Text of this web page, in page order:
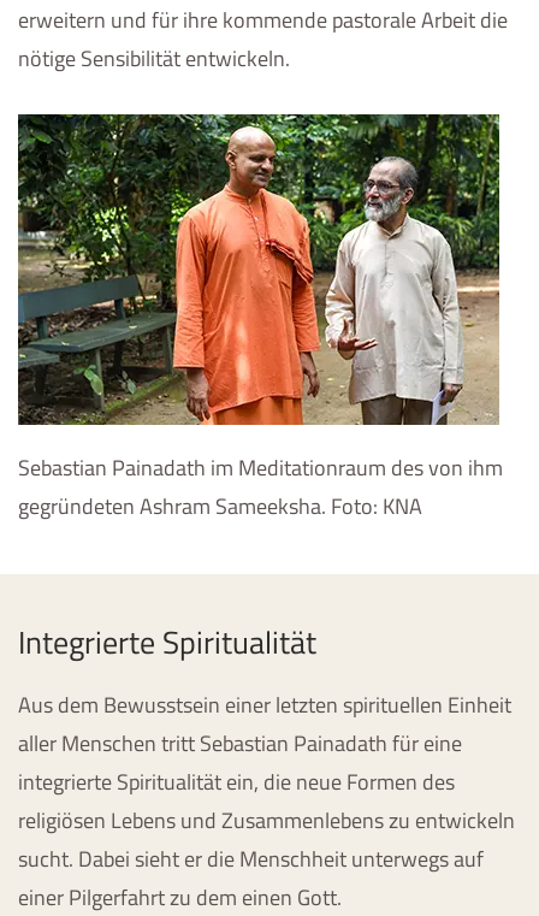
erweitern und für ihre kommende pastorale Arbeit die
nötige Sensibilität entwickeln.
Sebastian Painadath im Meditationraum des von ihm
gegründeten Ashram Sameeksha. Foto: KNA
Integrierte Spiritualität
Aus dem Bewusstsein einer letzten spirituellen Einheit
aller Menschen tritt Sebastian Painadath für eine
integrierte Spiritualität ein, die neue Formen des
religiösen Lebens und Zusammenlebens zu entwickeln
sucht. Dabei sieht er die Menschheit unterwegs auf
einer Pilgerfahrt zu dem einen Gott.